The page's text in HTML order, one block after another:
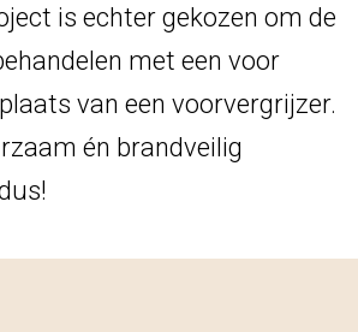
is echter gekozen om de
met een voor
plaats van een voorvergrijzer.
én brandveilig